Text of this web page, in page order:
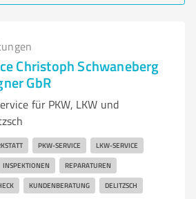
Christoph Schwaneberg
GbR
für PKW, LKW und
PKW-SERVICE LKW-SERVICE
INSPEKTIONEN REPARATUREN
KUNDENBERATUNG DELITZSCH